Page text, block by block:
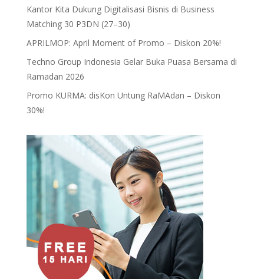
Kantor Kita Dukung Digitalisasi Bisnis di Business
Matching 30 P3DN (27–30)
APRILMOP: April Moment of Promo – Diskon 20%!
Techno Group Indonesia Gelar Buka Puasa Bersama di
Ramadan 2026
Promo KURMA: disKon Untung RaMAdan – Diskon
30%!